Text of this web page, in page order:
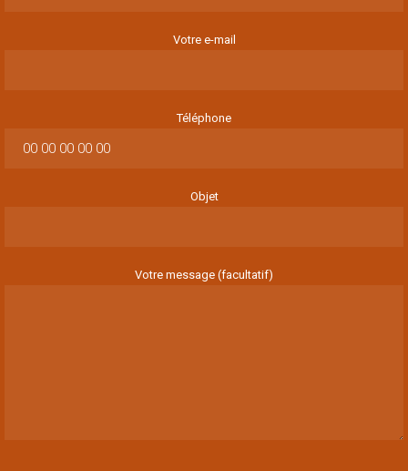
Votre e-mail
Téléphone
Objet
Votre message (facultatif)